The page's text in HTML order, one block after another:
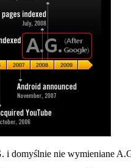
i domyślnie nie wymieniane